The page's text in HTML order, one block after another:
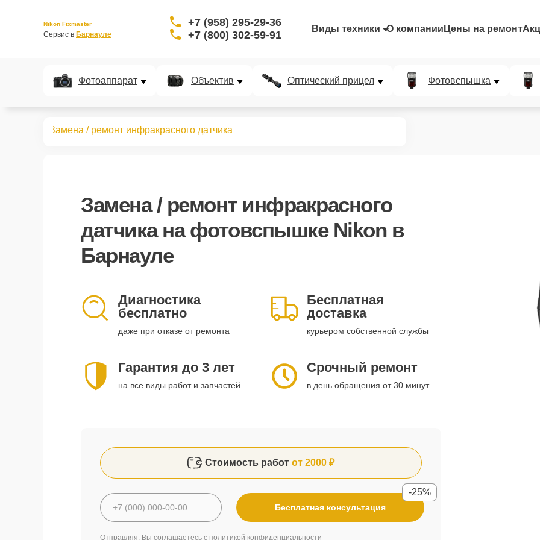
Nikon Fixmaster
Сервис в Барнауле
+7 (958) 295-29-36
+7 (800) 302-59-91
Виды техники О компании Цены на ремонт
Фотоаппарат Объектив Оптический прицел Фотовспышка
Замена / ремонт инфракрасного датчика
Замена / ремонт инфракрасного
датчикана фотовспышке Nikon в
Барнауле
Диагностика
бесплатно
даже при отказе от ремонта
Бесплатная
доставка
курьером собственной службы
Гарантия до 3 лет
на все виды работ и запчастей
Срочный ремонт
в день обращения от 30 минут
Стоимость работ от 2000 ₽
Бесплатная консультация
-25%
Отправляя, Вы соглашаетесь с политикой конфиденциальности